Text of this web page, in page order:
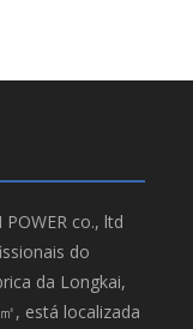
co., ltd
do
da Longkai,
, está localizada